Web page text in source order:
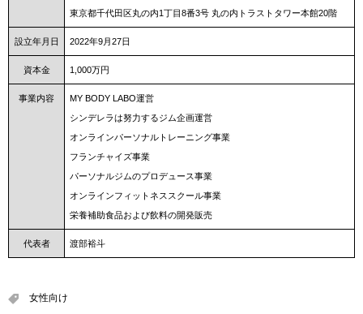
東京都千代田区丸の内1丁目8番3号 丸の内トラストタワー本館20階
設立年月日 2022年9月27日
資本金 1,000万円
事業内容
MY BODY LABO運営
シンデレラは努力するジム企画運営
オンラインパーソナルトレーニング事業
フランチャイズ事業
パーソナルジムのプロデュース事業
オンラインフィットネススクール事業
栄養補助食品および飲料の開発販売
代表者 渡部裕斗
女性向け